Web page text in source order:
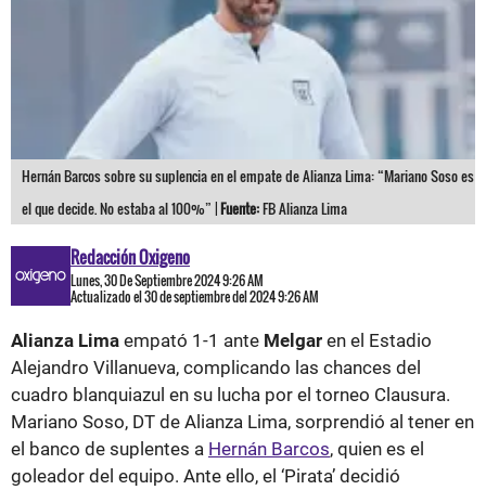
Hernán Barcos sobre su suplencia en el empate de Alianza Lima: “Mariano Soso es
el que decide. No estaba al 100%” |Fuente:FB Alianza Lima
Redacción Oxigeno
Lunes, 30 De Septiembre 2024 9:26 AM
Actualizado el 30 de septiembre del 2024 9:26 AM
Alianza Lima empató 1-1 ante Melgar en el Estadio
Alejandro Villanueva, complicando las chances del
cuadro blanquiazul en su lucha por el torneo Clausura.
Mariano Soso, DT de Alianza Lima, sorprendió al tener en
el banco de suplentes a Hernán Barcos, quien es el
goleador del equipo. Ante ello, el ‘Pirata’ decidió